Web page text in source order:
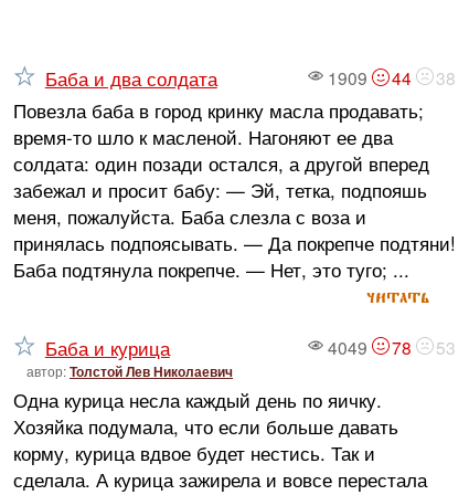
1909 44 38
Баба и два солдата
Повезла баба в город кринку масла продавать;
время-то шло к масленой. Нагоняют ее два
солдата: один позади остался, а другой вперед
забежал и просит бабу: — Эй, тетка, подпояшь
меня, пожалуйста. Баба слезла с воза и
принялась подпоясывать. — Да покрепче подтяни!
Баба подтянула покрепче. — Нет, это туго; ...
читать
4049 78 53
Баба и курица
автор:Толстой Лев Николаевич
Одна курица несла каждый день по яичку.
Хозяйка подумала, что если больше давать
корму, курица вдвое будет нестись. Так и
сделала. А курица зажирела и вовсе перестала